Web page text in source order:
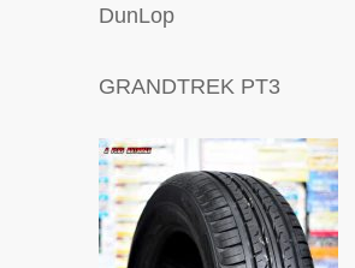
DunLop
GRANDTREK PT3